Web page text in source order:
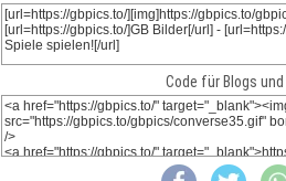
Code für Blogs und